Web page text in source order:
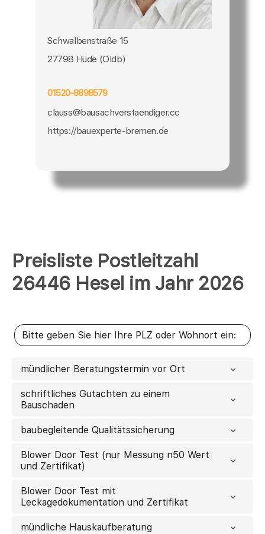
Preisliste Postleitzahl
26446 Hesel im Jahr 2026
mündlicher Beratungstermin vor Ort
schriftliches Gutachten zu einem
Bauschaden
baubegleitende Qualitätssicherung
Blower Door Test (nur Messung n50 Wert
und Zertifikat)
Blower Door Test mit
Leckagedokumentation und Zertifikat
mündliche Hauskaufberatung
Schwalbenstraße 15
27798 Hude (Oldb)
01520-8898579
clauss@bausachverstaendiger.cc
https://bauexperte-bremen.de